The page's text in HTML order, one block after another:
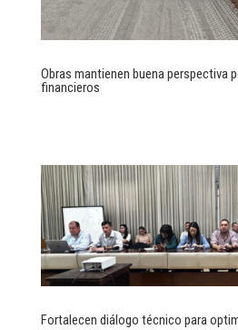
Obras mantienen buena perspectiva
financieros
Fortalecen diálogo técnico para